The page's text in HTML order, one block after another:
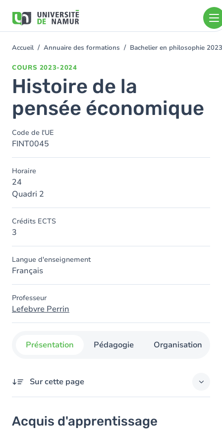
contenu
You
Accueil Annuaire des formations Bachelier en philosophie
COURS 2023-2024
Histoire de la
pensée économique
Code de l'UE
FINT0045
Horaire
24
Quadri 2
Crédits ECTS
3
Langue d'enseignement
Français
Professeur
Lefebvre Perrin
Présentation Pédagogie Organisation
Sur cette page
Objectifs
Acquis d'apprentissage